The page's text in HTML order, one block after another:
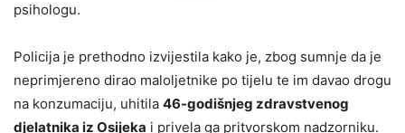
psihologu.
Policija je prethodno izvijestila kako je, zbog sumnje da je
neprimjereno dirao maloljetnike po tijelu te im davao drogu
na konzumaciju, uhitila 46-godišnjeg zdravstvenog
djelatnika iz Osijeka i privela ga pritvorskom nadzorniku.